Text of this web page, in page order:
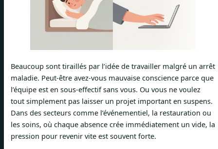
Beaucoup sont tiraillés par l’idée de travailler malgré un arrêt
maladie. Peut-être avez-vous mauvaise conscience parce que
l’équipe est en sous-effectif sans vous. Ou vous ne voulez
tout simplement pas laisser un projet important en suspens.
Dans des secteurs comme l’événementiel, la restauration ou
les soins, où chaque absence crée immédiatement un vide, la
pression pour revenir vite est souvent forte.